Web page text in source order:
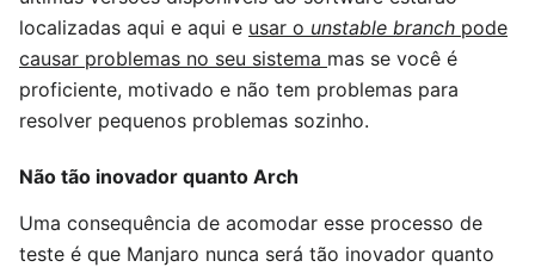
localizadas aqui e aqui e usar o unstable branch pode
causar problemas no seu sistema mas se você é
proficiente, motivado e não tem problemas para
resolver pequenos problemas sozinho.
Não tão inovador quanto Arch
Uma consequência de acomodar esse processo de
teste é que Manjaro nunca será tão inovador quanto